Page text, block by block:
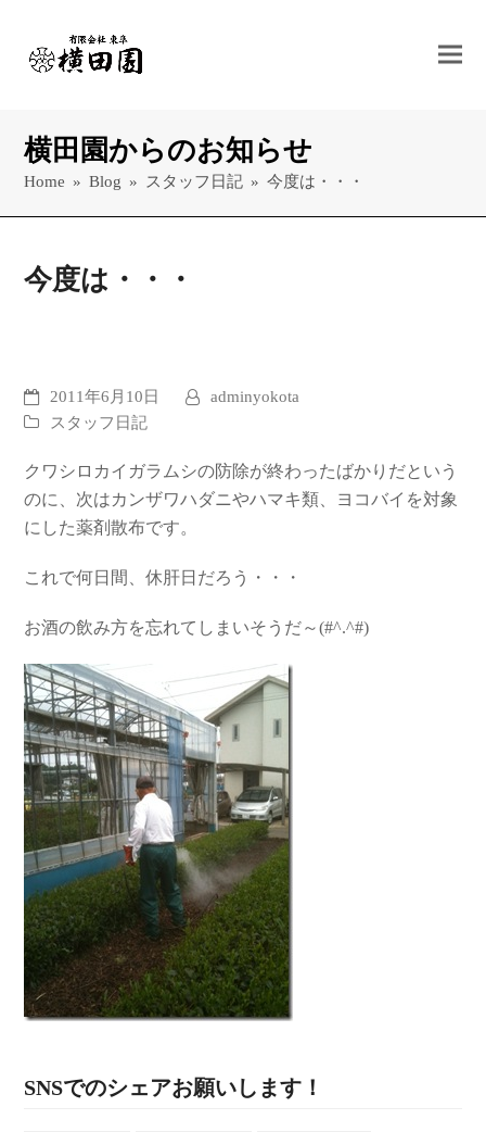
横田園からのお知らせ
Home » Blog » スタッフ日記 » 今度は・・・
今度は・・・
2011年6月10日
adminyokota
スタッフ日記
クワシロカイガラムシの防除が終わったばかりだという
のに、次はカンザワハダニやハマキ類、ヨコバイを対象
にした薬剤散布です。
これで何日間、休肝日だろう・・・
お酒の飲み方を忘れてしまいそうだ～(#^.^#)
SNSでのシェアお願いします！